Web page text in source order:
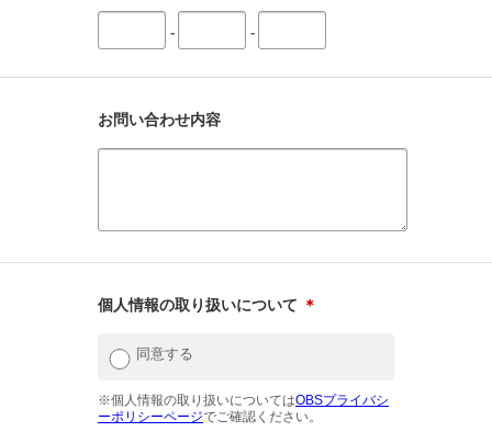
- -
お問い合わせ内容
個人情報の取り扱いについて ＊
同意する
※個人情報の取り扱いについてはOBSプライバシ
ーポリシーページでご確認ください。